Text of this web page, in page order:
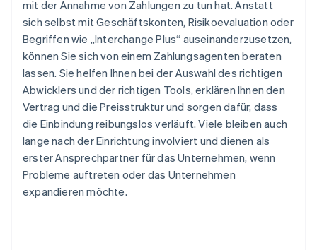
mit der Annahme von Zahlungen zu tun hat. Anstatt
sich selbst mit Geschäftskonten, Risikoevaluation oder
Begriffen wie „Interchange Plus“ auseinanderzusetzen,
können Sie sich von einem Zahlungsagenten beraten
lassen. Sie helfen Ihnen bei der Auswahl des richtigen
Abwicklers und der richtigen Tools, erklären Ihnen den
Vertrag und die Preisstruktur und sorgen dafür, dass
die Einbindung reibungslos verläuft. Viele bleiben auch
lange nach der Einrichtung involviert und dienen als
erster Ansprechpartner für das Unternehmen, wenn
Probleme auftreten oder das Unternehmen
expandieren möchte.